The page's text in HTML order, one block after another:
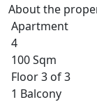
About the
Apartment
4
100 Sqm
Floor 3 of 3
1 Balcony